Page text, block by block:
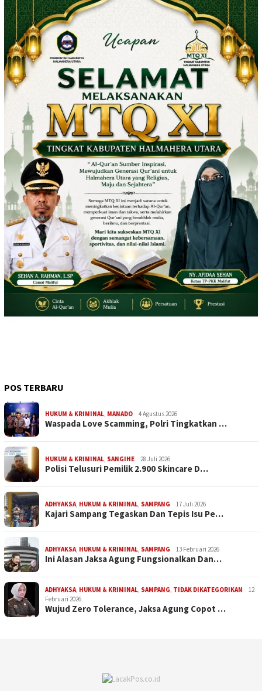
POS TERBARU
HUKUM & KRIMINAL, MANADO 4 Agustus 2026
Waspada Love Scamming, Polri Tingkatkan …
HUKUM & KRIMINAL, SANGIHE 28 Juli 2026
Polisi Telusuri Pemilik 2.900 Skincare D…
ADHYAKSA, HUKUM & KRIMINAL, SAMPANG 17 Juli 2026
Kajari Sampang Tegaskan Dan Tepis Isu Pe…
ADHYAKSA, HUKUM & KRIMINAL, SAMPANG 13 Februari 2026
Ini Alasan Jaksa Agung Fungsionalkan Dan…
ADHYAKSA, HUKUM & KRIMINAL, SAMPANG, TIDAK DIKATEGORIKAN
12
Februari 2026
Wujud Zero Tolerance, Jaksa Agung Copot …